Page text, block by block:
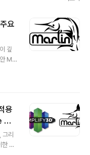
요
깊
Ma
한
모
박
, T
용
현
리
현